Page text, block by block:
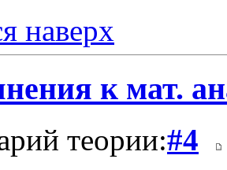
наверх
к мат.
теории:#4